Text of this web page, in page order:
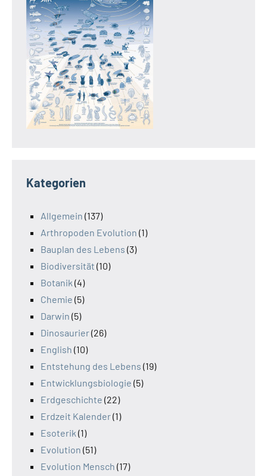
Kategorien
Allgemein (137)
Arthropoden Evolution (1)
Bauplan des Lebens (3)
Biodiversität (10)
Botanik (4)
Chemie (5)
Darwin (5)
Dinosaurier(26)
English (10)
Entstehung des Lebens (19)
Entwicklungsbiologie (5)
Erdgeschichte (22)
Erdzeit Kalender(1)
Esoterik (1)
Evolution (51)
Evolution Mensch (17)